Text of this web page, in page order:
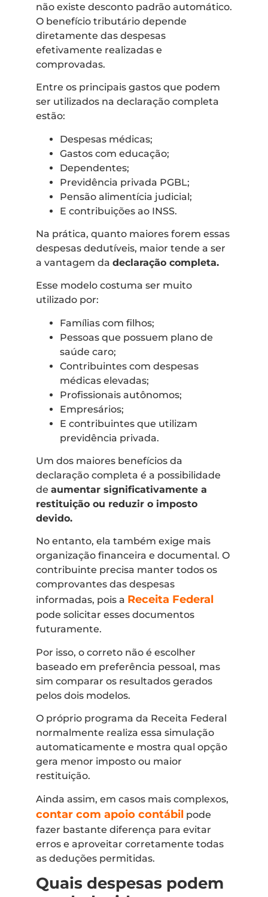
não existe desconto padrão automático.
O benefício tributário depende
diretamente das despesas
efetivamente realizadas e
comprovadas.
Entre os principais gastos que podem
ser utilizados na declaração completa
estão:
Despesas médicas;
Gastos com educação;
Dependentes;
Previdência privada PGBL;
Pensão alimentícia judicial;
E contribuições ao INSS.
Na prática, quanto maiores forem essas
despesas dedutíveis, maior tende a ser
a vantagem da declaração completa.
Esse modelo costuma ser muito
utilizado por:
Famílias com filhos;
Pessoas que possuem plano de
saúde caro;
Contribuintes com despesas
médicas elevadas;
Profissionais autônomos;
Empresários;
E contribuintes que utilizam
previdência privada.
Um dos maiores benefícios da
declaração completa é a possibilidade
de aumentar significativamente a
restituição ou reduzir o imposto
devido.
No entanto, ela também exige mais
organização financeira e documental. O
contribuinte precisa manter todos os
comprovantes das despesas
informadas, pois a Receita Federal
pode solicitar esses documentos
futuramente.
Por isso, o correto não é escolher
baseado em preferência pessoal, mas
sim comparar os resultados gerados
pelos dois modelos.
O próprio programa da Receita Federal
normalmente realiza essa simulação
automaticamente e mostra qual opção
gera menor imposto ou maior
restituição.
Ainda assim, em casos mais complexos,
contar com apoio contábil pode
fazer bastante diferença para evitar
erros e aproveitar corretamente todas
as deduções permitidas.
Quais despesas podem